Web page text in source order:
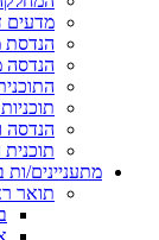
מדעים
הנדסת
הנדסה
הנדסה
תוכנית
מתעניינים/ות
תואר